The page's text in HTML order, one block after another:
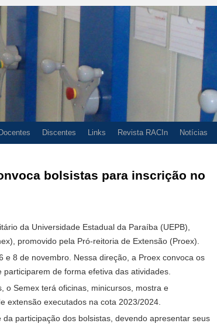
Docentes Discentes Links Revista RACIn Notícias
bolsistas para inscrição no
da Universidade Estadual da Paraíba (UEPB),
promovido pela Pró-reitoria de Extensão (Proex).
e 8 de novembro. Nessa direção, a Proex convoca os
de forma efetiva das atividades.
o Semex terá oficinas, minicursos, mostra e
extensão executados na cota 2023/2024.
participação dos bolsistas, devendo apresentar seus